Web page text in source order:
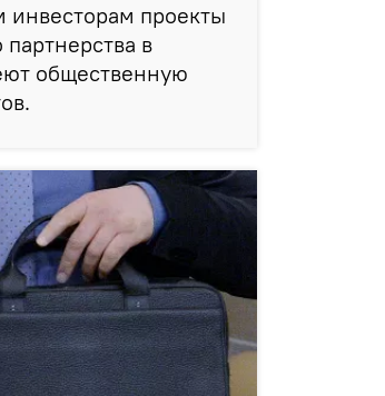
инвесторам проекты
в
общественную